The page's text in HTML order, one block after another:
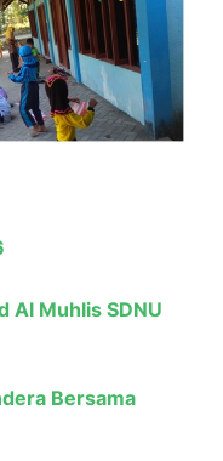
Al Muhlis SDNU
Bersama